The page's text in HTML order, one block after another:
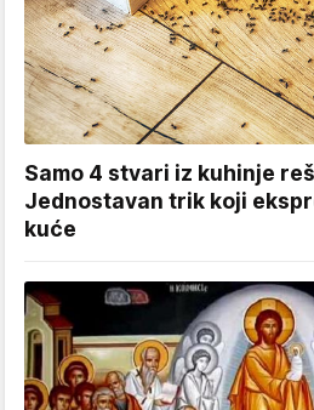
Samo 4 stvari iz kuhinje
Jednostavan trik koji
kuće